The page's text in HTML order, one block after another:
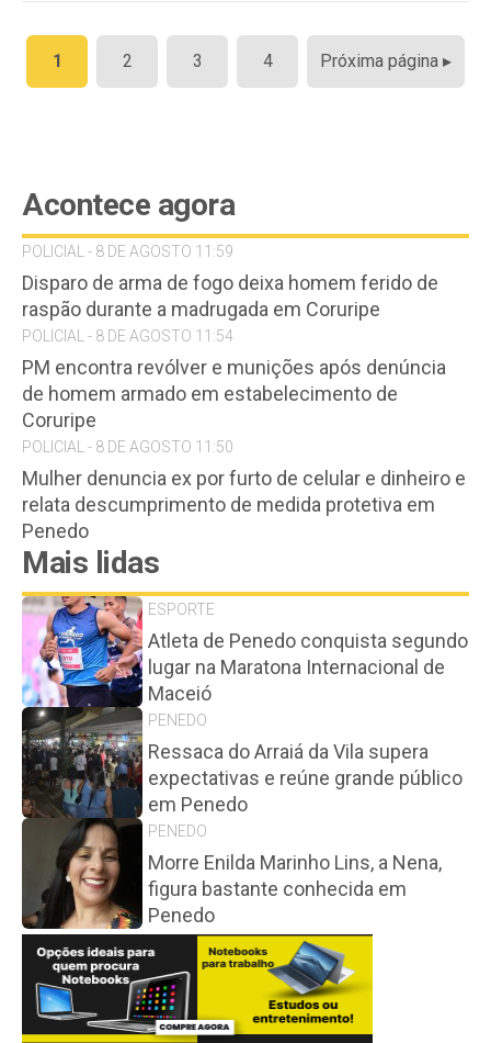
Paginação
de
1 2 3 4 Próxima página ▸
Acontece agora
POLICIAL - 8 DE AGOSTO 11:59
Disparo de arma de fogo deixa homem ferido de
raspão durante a madrugada em Coruripe
POLICIAL - 8 DE AGOSTO 11:54
PM encontra revólver e munições após denúncia
de homem armado em estabelecimento de
Coruripe
POLICIAL - 8 DE AGOSTO 11:50
Mulher denuncia ex por furto de celular e dinheiro e
relata descumprimento de medida protetiva em
Penedo
Mais lidas
ESPORTE
Atleta de Penedo conquista segundo
lugar na Maratona Internacional de
Maceió
PENEDO
Ressaca do Arraiá da Vila supera
expectativas e reúne grande público
em Penedo
PENEDO
Morre Enilda Marinho Lins, a Nena,
figura bastante conhecida em
Penedo